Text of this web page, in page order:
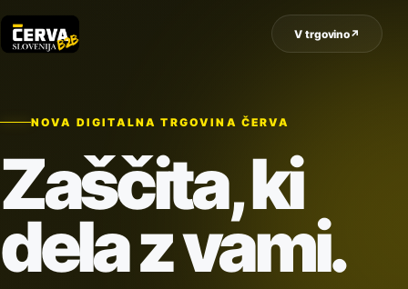
V trgovino↗
NOVA DIGITALNA TRGOVINA ČERVA
Zaščita, ki
dela z vami.